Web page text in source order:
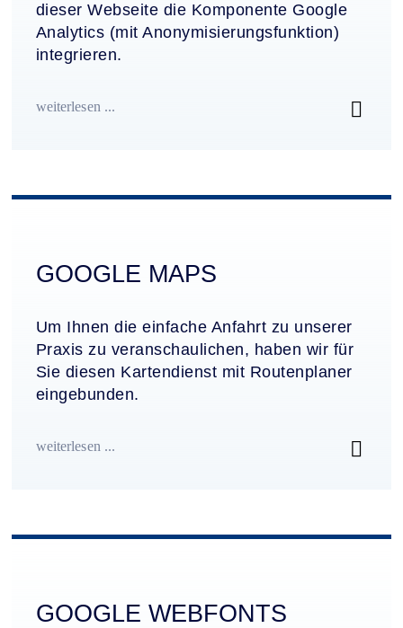
dieser Webseite die Komponente Google
Analytics (mit Anonymisierungsfunktion)
integrieren.
weiterlesen ...
GOOGLE MAPS
Um Ihnen die einfache Anfahrt zu unserer
Praxis zu veranschaulichen, haben wir für
Sie diesen Kartendienst mit Routenplaner
eingebunden.
weiterlesen ...
GOOGLE WEBFONTS